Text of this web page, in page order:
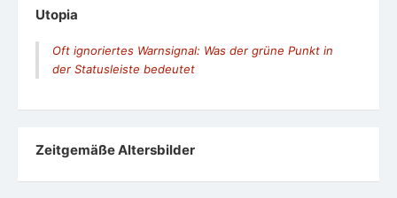
Utopia
Oft ignoriertes Warnsignal: Was der grüne Punkt in
der Statusleiste bedeutet
Zeit­ge­mäße Alters­bil­der